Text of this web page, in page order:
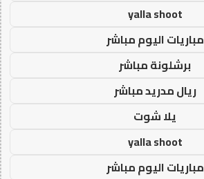
yalla shoot
مباريات اليوم مباشر
برشلونة مباشر
ريال مدريد مباشر
يلا شوت
yalla shoot
مباريات اليوم مباشر